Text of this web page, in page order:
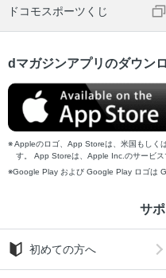
ドコモスポーツくじ
dマガジンアプリのダウン
Appleのロゴ、App Storeは、米国もしく
す。 App Storeは、Apple Inc.のサービス
Google Play および Google Play ロゴは
サ
初めての方へ